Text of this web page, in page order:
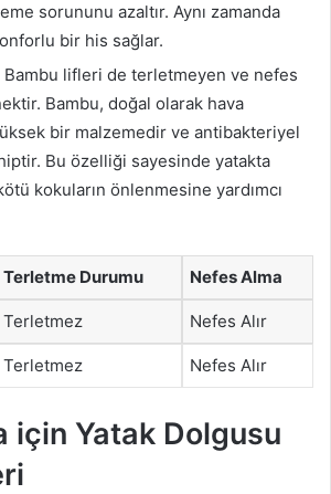
sorununu azaltır. Aynı zamanda
bir his sağlar.
Bambu lifleri de terletmeyen ve nefes
Bambu, doğal olarak hava
bir malzemedir ve antibakteriyel
Bu özelliği sayesinde yatakta
kokuların önlenmesine yardımcı
Terletme Durumu Nefes Alma
Terletmez Nefes Alır
Terletmez Nefes Alır
için Yatak Dolgusu